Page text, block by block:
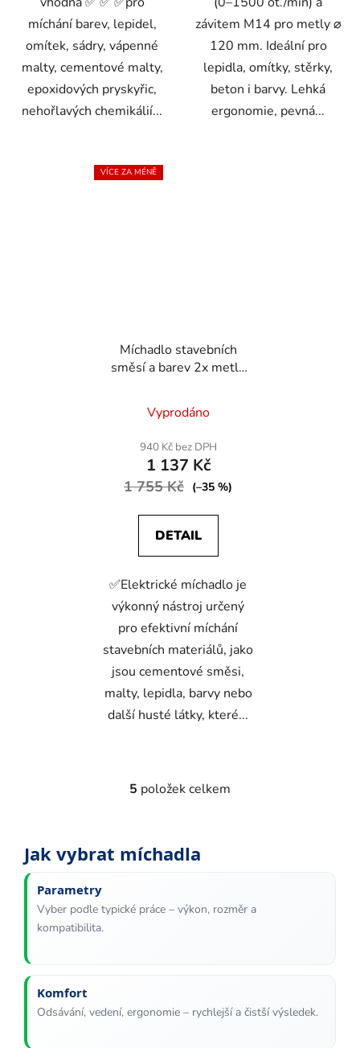
míchání barev, lepidel,
omítek, sádry, vápenné
malty, cementové malty,
epoxidových pryskyřic,
nehořlavých chemikálií...
závitem M14 pro metly ⌀
120 mm. Ideální pro
lepidla, omítky, stěrky,
beton i barvy. Lehká
ergonomie, pevná...
VÍCE ZA MÉNĚ
Míchadlo stavebních
směsí a barev 2x metla
hodnocení
produktu
je
4,0
5
Vyprodáno
940 Kč bez DPH
1 137 Kč
1 755 Kč (–35 %)
DETAIL
✅Elektrické míchadlo je
výkonný nástroj určený
pro efektivní míchání
stavebních materiálů, jako
jsou cementové směsi,
malty, lepidla, barvy nebo
další husté látky, které...
O
á
d
c
y
5 položek celkem
Jak vybrat míchadla
Parametry
Vyber podle typické práce – výkon, rozměr a
kompatibilita.
Komfort
Odsávání, vedení, ergonomie – rychlejší a čistší výsledek.